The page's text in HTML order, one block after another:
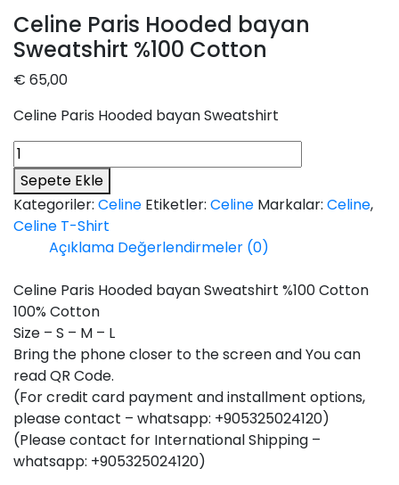
Celine Paris Hooded bayan
Sweatshirt %100 Cotton
€ 65,00
Celine Paris Hooded bayan Sweatshirt
Celine
Paris
Hooded
bayan
Sweatshirt
adet
Sepete Ekle
Kategoriler: Celine Etiketler: Celine Markalar: Celine,
Celine T-Shirt
Açıklama Değerlendirmeler (0)
Celine Paris Hooded bayan Sweatshirt %100 Cotton
100% Cotton
Size – S – M – L
Bring the phone closer to the screen and You can
read QR Code.
(For credit card payment and installment options,
please contact – whatsapp: +905325024120)
(Please contact for International Shipping –
whatsapp: +905325024120)